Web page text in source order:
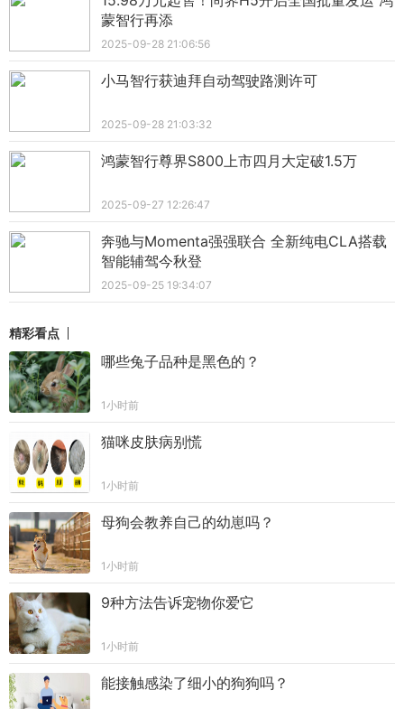
蒙智行再添
2025-09-28 21:06:56
小马智行获迪拜自动驾驶路测许可
2025-09-28 21:03:32
鸿蒙智行尊界S800上市四月大定破1.5万
2025-09-27 12:26:47
奔驰与Momenta强强联合 全新纯电CLA搭载
智能辅驾今秋登
2025-09-25 19:34:07
精彩看点
哪些兔子品种是黑色的？
1小时前
猫咪皮肤病别慌
1小时前
母狗会教养自己的幼崽吗？
1小时前
9种方法告诉宠物你爱它
1小时前
能接触感染了细小的狗狗吗？